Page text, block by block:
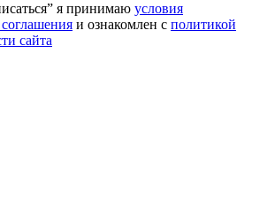
я принимаю условия
соглашения и ознакомлен с политикой
сайта